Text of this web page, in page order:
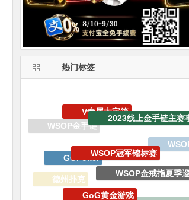
热门标签
德州扑克
GGPoker
WSOP冠军锦标赛
iPhone15 Pro Max无限
双旦嘉年华
GoG黄金游戏